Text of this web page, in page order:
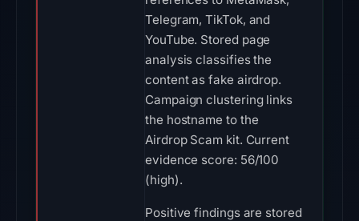
Telegram, TikTok, and
YouTube. Stored page
analysis classifies the
content as fake airdrop.
Campaign clustering links
the hostname to the
Airdrop Scam kit. Current
evidence score: 56/100
(high).
Positive findings are stored